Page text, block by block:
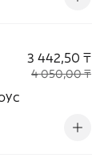
3 442,50 ₸
4 050,00 ₸